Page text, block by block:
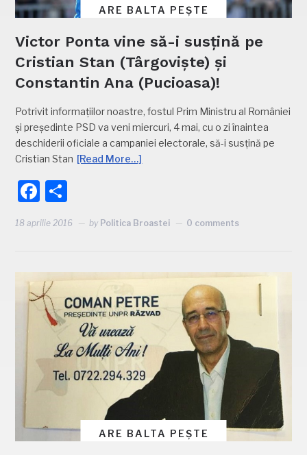
ARE BALTA PEȘTE
Victor Ponta vine să-i susțină pe
Cristian Stan (Târgoviște) și
Constantin Ana (Pucioasa)!
Potrivit informațiilor noastre, fostul Prim Ministru al României
și președinte PSD va veni miercuri, 4 mai, cu o zi înaintea
deschiderii oficiale a campaniei electorale, să-i susțină pe
Cristian Stan [Read More…]
Facebook
18 aprilie 2016 by Politica Broastei 0 comments
ARE BALTA PEȘTE